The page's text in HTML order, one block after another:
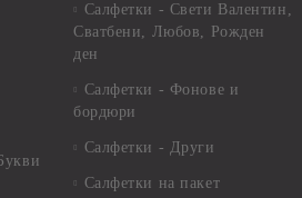
Салфетки - Свети Валентин,
Сватбени, Любов, Рожден
ден
Салфетки - Фонове и
бордюри
Салфетки - Други
Салфетки на пакет